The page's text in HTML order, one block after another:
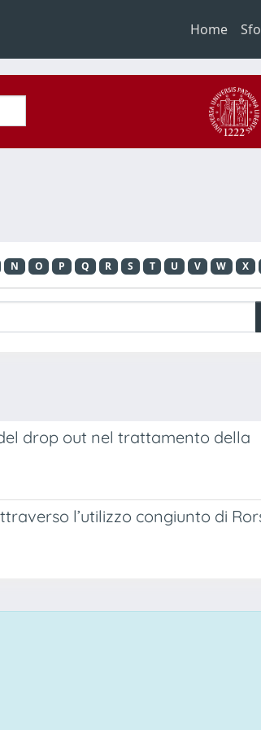
Home
N O P Q R S T U V W X
drop out nel trattamento della
l’utilizzo congiunto di